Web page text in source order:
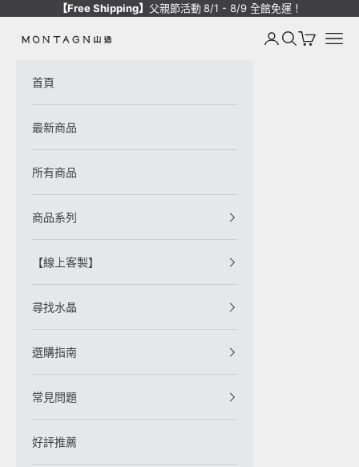
【Free Shipping】 父親節活動8/1 - 8/9 全館免運！
Montagne de Pierre 選單
登入搜尋購物車
首頁
最新商品
所有商品
商品系列
【線上客製】
尋找水晶
選購指南
常見問題
好評推薦